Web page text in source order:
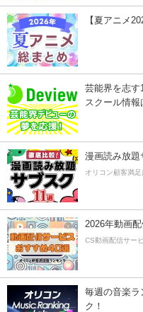
【夏アニメ
芸能界を志す
スクール情報
漫画読み放題
オリコン顧客満
2026年動画
CS動画配信サー
毎週の音楽ラ
ク！